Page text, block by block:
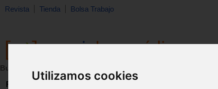
Utilizamos cookies
Revista Tienda Bolsa Trabajo
Buscar:
Revista